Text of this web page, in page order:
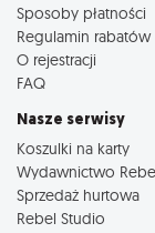
Sposoby płatności
Regulamin rabatów
O rejestracji
FAQ
Nasze serwisy
Koszulki na karty
Wydawnictwo
Sprzedaż hurtowa
Rebel Studio